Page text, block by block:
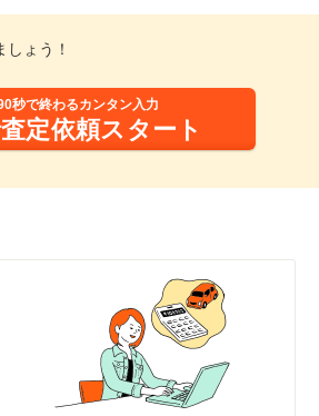
ょう！
秒で終わるカンタン入力
定依頼スタート